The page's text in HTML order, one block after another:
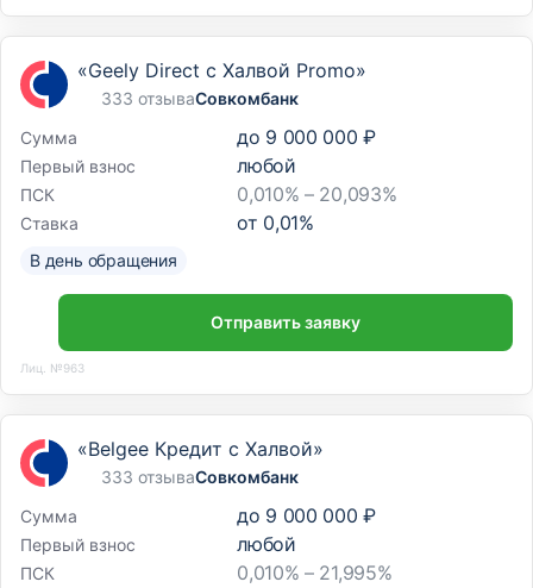
«Geely Direct с Халвой Promo»
333 отзываСовкомбанк
Сумма
до 9 000 000 ₽
Первый взнос любой
ПСК 0,010% – 20,093%
Ставка от 0,01%
В день обращения
Отправить заявку
Лиц. №963
«Belgee Кредит с Халвой»
333 отзываСовкомбанк
Сумма
до 9 000 000 ₽
Первый взнос любой
ПСК 0,010% – 21,995%